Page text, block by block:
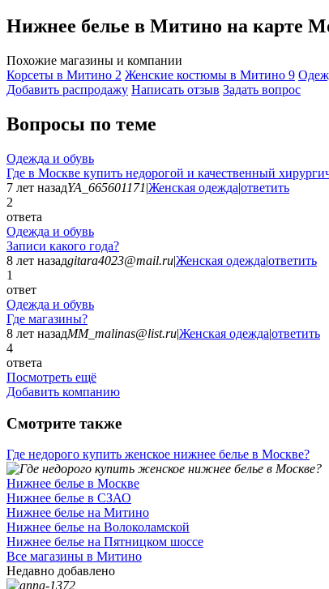
Нижнее белье в Митино на карте
Похожие магазины и компании
Корсеты в Митино 2 Женские костюмы в Митино 9
Добавить раcпродажу Написать отзыв Задать вопрос
Вопросы по теме
Одежда и обувь
Где в Москве купить недорогой и качественный
7 лет назадYA_665601171|Женская одежда|ответить
2
ответа
Одежда и обувь
Записи какого года?
8 лет назадgitara4023@mail.ru|Женская одежда|ответить
1
ответ
Одежда и обувь
Где магазины?
8 лет назадMM_malinas@list.ru|Женская одежда|ответить
4
ответа
Посмотреть ещё
Добавить компанию
Смотрите также
Где недорого купить женское нижнее белье в Москве?
Нижнее белье в Москве
Нижнее белье в СЗАО
Нижнее белье на Митино
Нижнее белье на Волоколамской
Нижнее белье на Пятницком шоссе
Все магазины в Митино
Недавно добавлено